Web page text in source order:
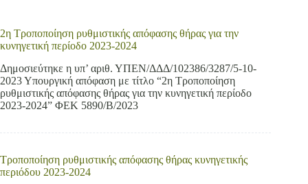
2η Τροποποίηση ρυθμιστικής απόφασης θήρας για την
κυνηγετική περίοδο 2023-2024
Δημοσιεύτηκε η υπ’ αριθ. ΥΠΕΝ/ΔΔΔ/102386/3287/5-10-
2023 Υπουργική απόφαση με τίτλο “2η Τροποποίηση
ρυθμιστικής απόφασης θήρας για την κυνηγετική περίοδο
2023-2024” ΦΕΚ 5890/Β/2023
Τροποποίηση ρυθμιστικής απόφασης θήρας κυνηγετικής
περιόδου 2023-2024